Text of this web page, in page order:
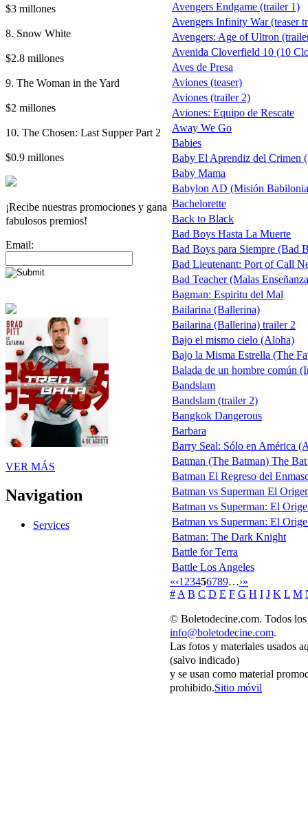
$3 millones
8. Snow White
$2.8 millones
9. The Woman in the Yard
$2 millones
10. The Chosen: Last Supper Part 2
$0.9 millones
¡Recibe nuestras promociones y gana
fabulosos premios!
Email:
VER MÁS
Navigation
Services
Avengers Endgame (trailer 1)
Avengers Infinity War (teaser
Avengers: Age of Ultron
Avenida Cloverfield 10 (10
Aves de Presa
Aviones (teaser)
Aviones (trailer 2)
Aviones: Equipo de Rescate
Away We Go
Babies
Baby El Aprendiz del Crimen
Baby Mama
Babylon AD (Misión
Bachelorette
Back to Black
Bad Boys Hasta La Muerte
Bad Boys para Siempre (Bad
Bad Lieutenant: Port of Call
Bad Teacher (Malas
Bagman: Espiritu del Mal
Bailarina (Ballerina)
Bailarina (Ballerina) trailer 2
Bajo el mismo cielo (Aloha)
Bajo la Misma Estrella (The
Balada de un hombre común
Bandslam
Bandslam (trailer 2)
Bangkok Dangerous
Barbara
Barry Seal: Sólo en América
Batman (The Batman) The
Batman El Regreso del
Batman vs Superman El
Batman vs Superman: El
Batman vs Superman: El
Batman: The Dark Knight
Battle for Terra
Battle Los Angeles
«‹1 23456789…›»
# A B C D E F G H I J K L M
© Boletodecine.com. Todos los
info@boletodecine.com.
Las fotos y materiales usados
(salvo indicado)
y se usan como material
prohibido.Sitio móvil